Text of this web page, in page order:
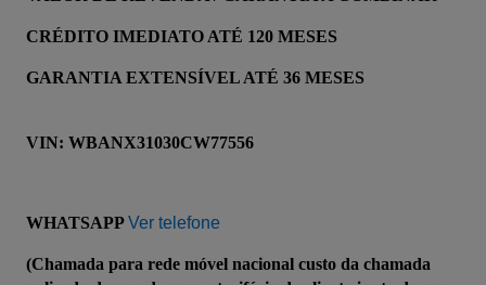
CRÉDITO IMEDIATO ATÉ 120 MESES
GARANTIA EXTENSÍVEL ATÉ 36 MESES
VIN: WBANX31030CW77556
WHATSAPP Ver telefone
(Chamada para rede móvel nacional custo da chamada